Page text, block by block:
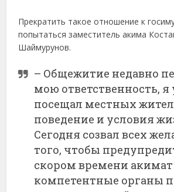
Прекратить такое отношение к
попытаться заместитель акима
Шаймурунов.
– Общежитие недавно
мою ответственность, я
посещал местных
поведение и условия
Сегодня созвал всех
того, чтобы
скором времени акимат
компетентные органы